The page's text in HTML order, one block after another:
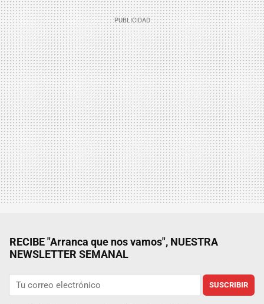
RECIBE "Arranca que nos vamos", NUESTRA
NEWSLETTER SEMANAL
SUSCRIBIR